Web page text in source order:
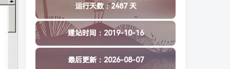
运行天数：2487 天
建站时间：2019-10-16
最后更新：2026-08-07